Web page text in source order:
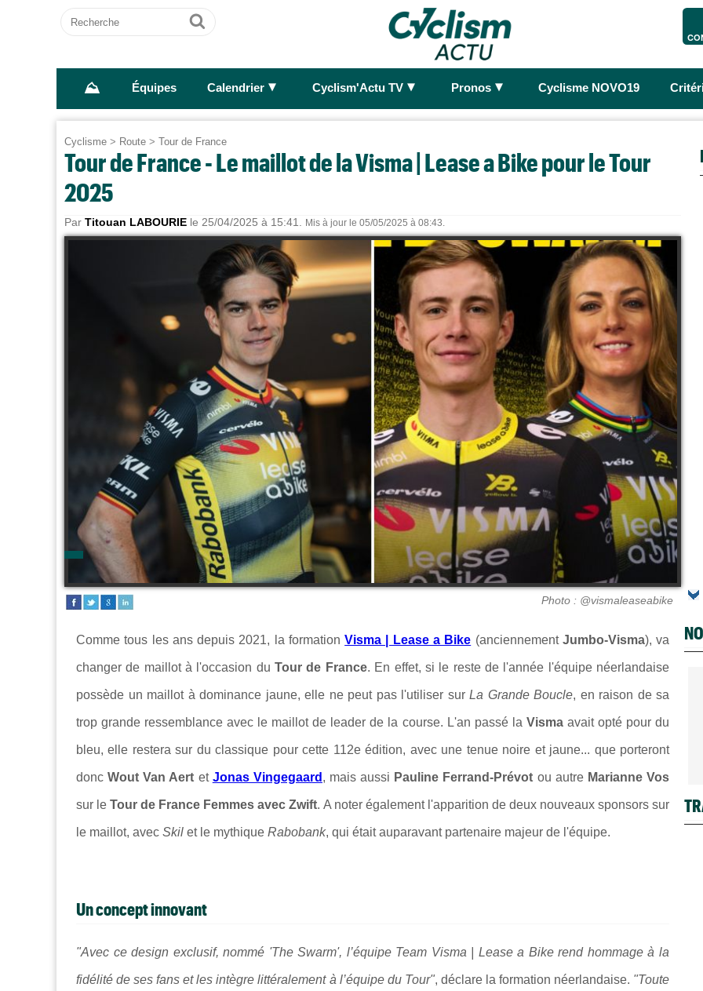
Recherche
Ok
⛰ Équipes Calendrier ► Cyclism'Actu TV ► Pronos ► Cyclisme NOVO19
Cyclisme > Route > Tour de France
Tour de France - Le maillot de la Visma | Lease a Bike pour le Tour
2025
Par Titouan LABOURIE le 25/04/2025 à 15:41. Mis à jour le 05/05/2025 à 08:43.
Photo : @vismaleaseabike
Comme tous les ans depuis 2021, la formationVisma | Lease a Bike (anciennement Jumbo-Visma), va
changer de maillot à l'occasion duTour de France. En effet, si le reste de l'année l'équipe néerlandaise
possède un maillot à dominance jaune, elle ne peut pas l'utiliser sur La Grande Boucle, en raison de sa
trop grande ressemblance avec le maillot de leader de la course. L'an passé la Visma avait opté pour du
bleu, elle restera sur du classique pour cette 112e édition, avec une tenue noire et jaune... que porteront
doncWout Van Aert et Jonas Vingegaard , mais aussi Pauline Ferrand-Prévot ou autre Marianne Vos
sur leTour de France Femmes avec Zwift. A noter également l'apparition de deux nouveaux sponsors sur
le maillot, avec Skil et le mythique Rabobank, qui était auparavant partenaire majeur de l'équipe.
Un concept innovant
"Avec ce design exclusif, nommé 'The Swarm', l’équipe Team Visma | Lease a Bike rend hommage à la
fidélité de ses fans et les intègre littéralement à l’équipe du Tour", déclare la formation néerlandaise. "Toute